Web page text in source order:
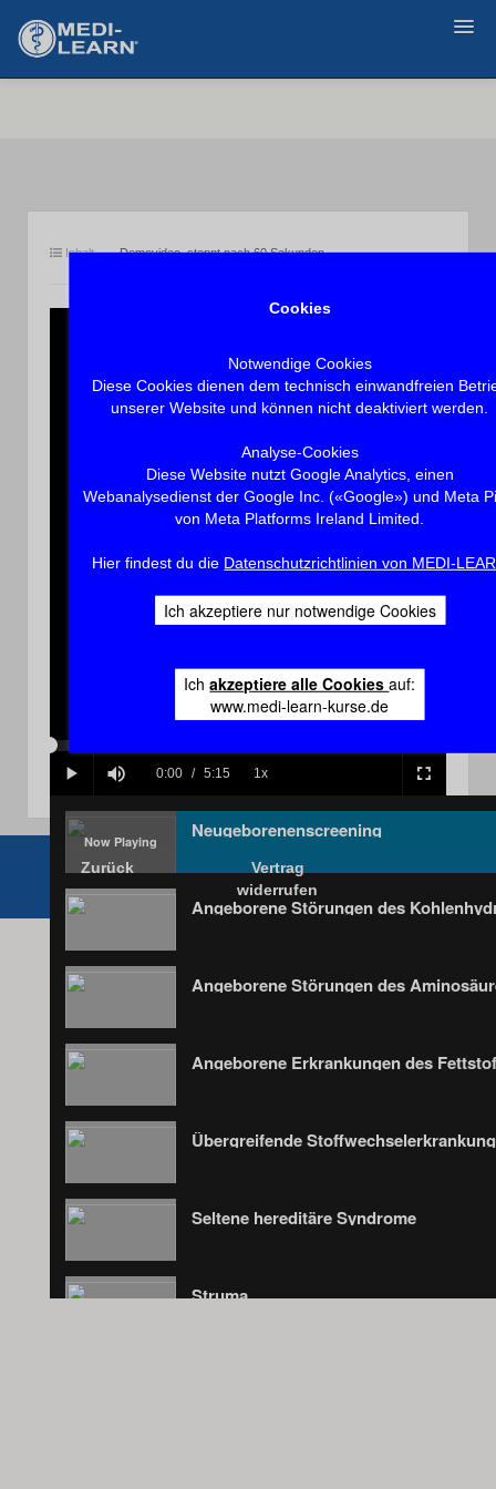
Cookies
Notwendige Cookies
Diese Cookies dienen dem technisch einwandfreien
unserer Website und können nicht deaktiviert werden.
Analyse-Cookies
Diese Website nutzt Google Analytics, einen
Webanalysedienst der Google Inc. («Google») und Meta
von Meta Platforms Ireland Limited.
Hier findest du die Datenschutzrichtlinien von MEDI-
Ich akzeptiere nur notwendige Cookies
Ichakzeptiere alle Cookiesauf:
www.medi-learn-kurse.de
Inhalt Demovideo, stoppt nach 60 Sekunden.
Play
Video
Play Mute Current
0:00 / Duration
5:15
Loaded
0%
Progress
0%
Playback
1x Fullscreen
Neugeborenenscreening
Seltene hereditäre Syndrome
Struma
Zurück
Vertrag
widerrufen